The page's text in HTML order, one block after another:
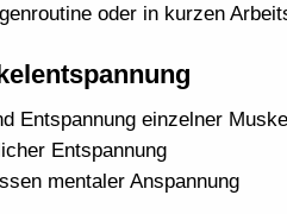
oder in kurzen
Entspannung einzelner
Entspannung
mentaler Anspannung